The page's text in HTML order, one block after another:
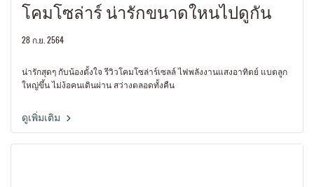
โคมโซล่าร์ น่ารักขนาดใหนไปดูกัน
28 ก.ย. 2564
น่ารักสุดๆ กับน้องตั้งใจ รีวิวโคมโซล่าร์เซลล์ ไฟพลังงานแสงอาทิตย์ แบตลูก
ใหญ่ขึ้น ไม่ง้อคนเดินผ่าน สว่างตลอดทั้งคืน
ดูเพิ่มเติม